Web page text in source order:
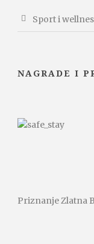
Sport i
NAGRADE I
Priznanje Zlatna